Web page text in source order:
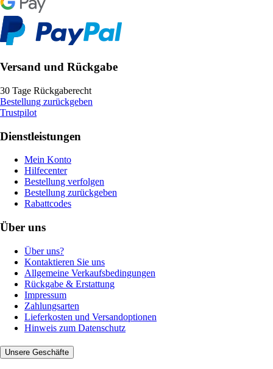
Versand und Rückgabe
30 Tage Rückgaberecht
Bestellung zurückgeben
Trustpilot
Dienstleistungen
Mein Konto
Hilfecenter
Bestellung verfolgen
Bestellung zurückgeben
Rabattcodes
Über uns
Über uns?
Kontaktieren Sie uns
Allgemeine Verkaufsbedingungen
Rückgabe & Erstattung
Impressum
Zahlungsarten
Lieferkosten und Versandoptionen
Hinweis zum Datenschutz
Unsere Geschäfte